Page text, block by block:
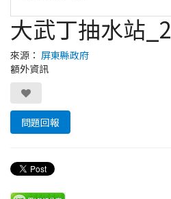
大武丁抽水站_2
來源： 屏東縣政府
額外資訊
問題回報